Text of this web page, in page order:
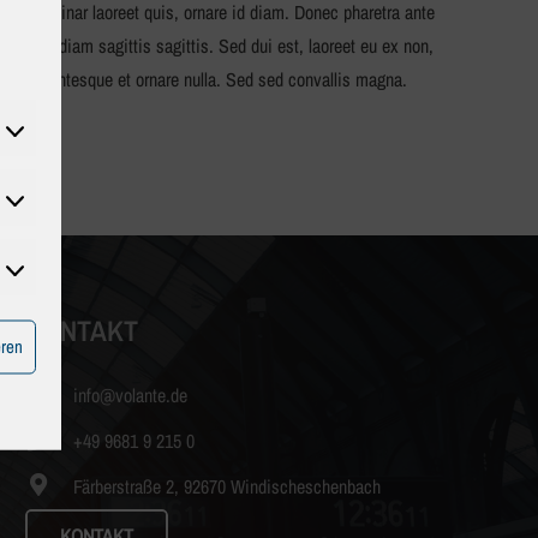
Statistiken
Marketing
pulvinar laoreet quis, ornare id diam. Donec pharetra ante
eu diam sagittis sagittis. Sed dui est, laoreet eu ex non,
Pellentesque et ornare nulla. Sed sed convallis magna.
KONTAKT
info@volante.de
+49 9681 9 215 0
Färberstraße 2, 92670 Windischeschenbach